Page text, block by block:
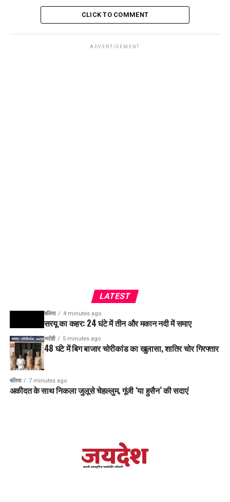
CLICK TO COMMENT
ADVERTISEMENT
LATEST
बलिया 4 minutes ago
सरयू का कहर: 24 घंटे में तीन और मकान नदी में समाए
भदोही 5 minutes ago
48 घंटे में बिग बाजार चोरीकांड का खुलासा, शातिर चोर गिरफ्तार
बलिया 7 minutes ago
अकीदत के साथ निकला जुलूसे चेहल्लुम, गूंजी ‘या हुसैन’ की सदाएं